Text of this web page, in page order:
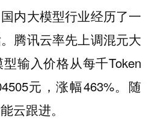
内大模型行业经历了一
腾讯云率先上调混元大
输入价格从每千Token
元，涨幅463%。随
云跟进。